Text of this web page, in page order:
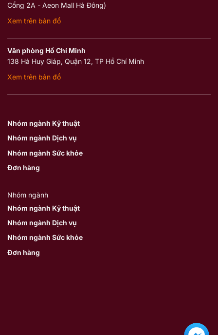
Nhóm ngành Kỹ thuật
Nhóm ngành Dịch vụ
Nhóm ngành Sức khỏe
Đơn hàng
Nhóm ngành
Nhóm ngành Kỹ thuật
Nhóm ngành Dịch vụ
Nhóm ngành Sức khỏe
Đơn hàng
Cổng 2A - Aeon Mall Hà Đông)
Xem trên bản đồ
Văn phòng Hồ Chí Minh
138 Hà Huy Giáp, Quận 12, TP Hồ Chí Minh
Xem trên bản đồ